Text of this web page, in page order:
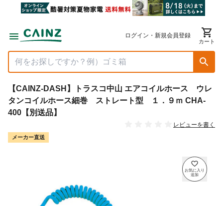
ログイン・新規会員登録
カート
【CAINZ-DASH】トラスコ中山 エアコイルホース ウレ
タンコイルホース細巻 ストレート型 １．９ｍ CHA-
400【別送品】
レビューを書く
メーカー直送